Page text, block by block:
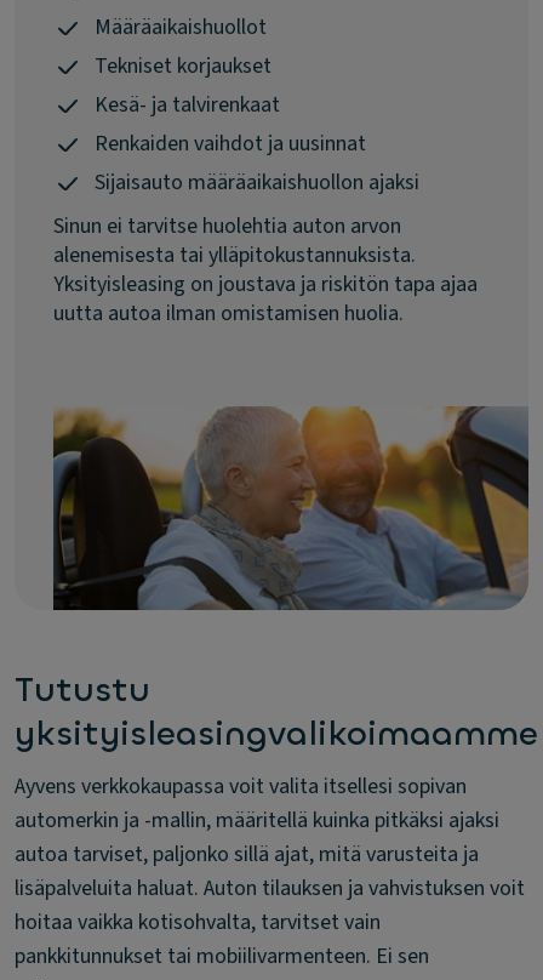
Määräaikaishuollot
Tekniset korjaukset
Kesä- ja talvirenkaat
Renkaiden vaihdot ja uusinnat
Sijaisauto määräaikaishuollon ajaksi
Sinun ei tarvitse huolehtia auton arvon
alenemisesta tai ylläpitokustannuksista.
Yksityisleasing on joustava ja riskitön tapa ajaa
uutta autoa ilman omistamisen huolia.
Tutustu
yksityisleasingvalikoimaamme
Ayvens verkkokaupassa voit valita itsellesi sopivan
automerkin ja -mallin, määritellä kuinka pitkäksi ajaksi
autoa tarviset, paljonko sillä ajat, mitä varusteita ja
lisäpalveluita haluat. Auton tilauksen ja vahvistuksen voit
hoitaa vaikka kotisohvalta, tarvitset vain
pankkitunnukset tai mobiilivarmenteen. Ei sen